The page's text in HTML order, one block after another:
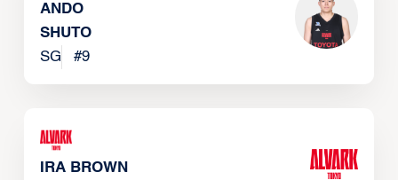
ANDO
SHUTO
SG
#9
IRA BROWN